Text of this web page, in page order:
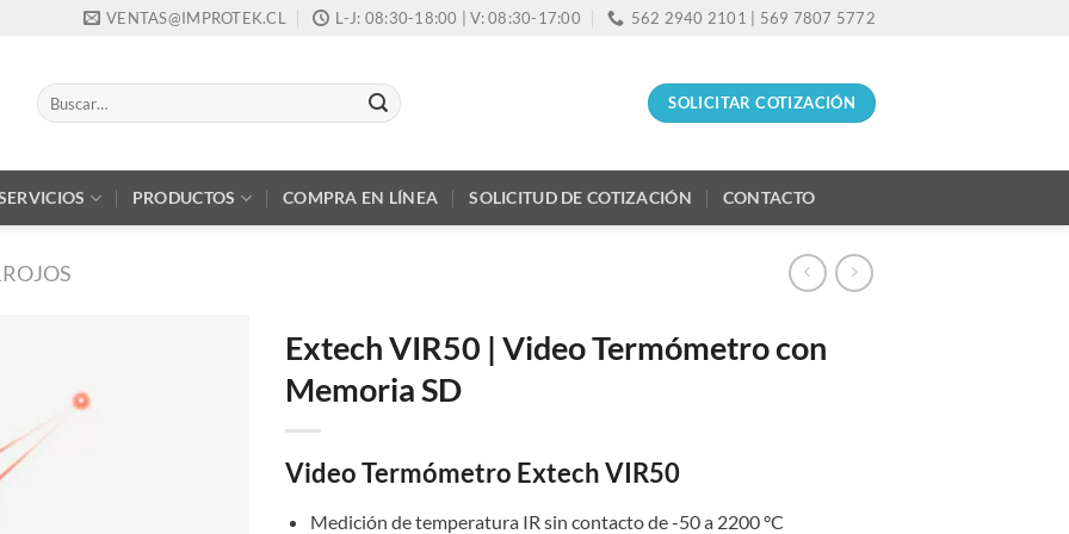
VENTAS@IMPROTEK.CL L-J: 08:30-18:00 | V: 08:30-17:00 562 2940 2101 | 569 7807 5772
Buscar
por:
SOLICITAR COTIZACIÓN
PRODUCTOS COMPRA EN LÍNEA SOLICITUD DE COTIZACIÓN CONTACTO
Extech VIR50 | Video Termómetro con
Memoria SD
Video Termómetro Extech VIR50
Medición de temperatura IR sin contacto de -50 a 2200 °C